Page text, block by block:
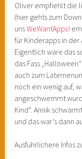
Oliver empfiehlt die
(hier gehts zum
unsWeWantApps!
für Kinderapps in der
Eigentlich wäre das
das Fass
auch zum
noch ein wenig auf,
angeschwemmt
Kind“. Annik
und das war’s dann
Ausführlichere Infos